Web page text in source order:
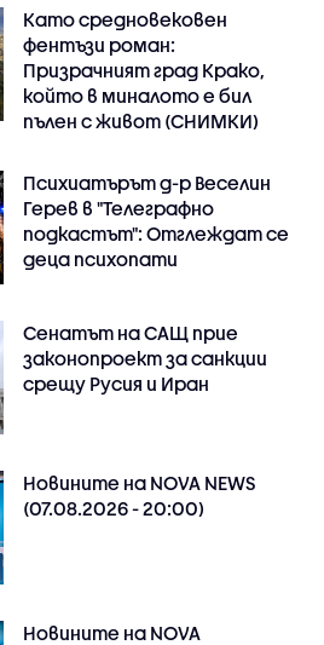
Като средновековен
фентъзи роман:
Призрачният град Крако,
който в миналото е бил
пълен с живот (СНИМКИ)
Психиатърът д-р Веселин
Герев в "Телеграфно
подкастът": Отглеждат се
деца психопати
Сенатът на САЩ прие
законопроект за санкции
срещу Русия и Иран
Новините на NOVA NEWS
(07.08.2026 - 20:00)
Новините на NOVA